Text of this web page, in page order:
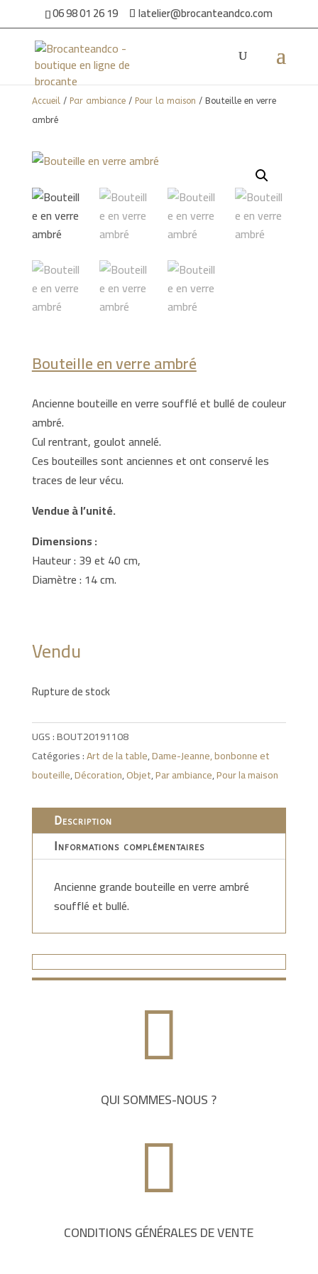
06 98 01 26 19 latelier@brocanteandco.com
Accueil/ Par ambiance/ Pour la maison / Bouteille en verre
ambré
Bouteille en verre ambré
Ancienne bouteille en verre soufflé et bullé de couleur
ambré.
Cul rentrant, goulot annelé.
Ces bouteilles sont anciennes et ont conservé les
traces de leur vécu.
Vendue à l’unité.
Dimensions :
Hauteur : 39 et 40 cm,
Diamètre : 14 cm.
Vendu
Rupture de stock
UGS :BOUT20191108
Catégories :Art de la table,Dame-Jeanne, bonbonne et
bouteille,Décoration,Objet,Par ambiance,Pour la maison
Description
Informations complémentaires
Ancienne grande bouteille en verre ambré
soufflé et bullé.

QUI SOMMES-NOUS ?

CONDITIONS GÉNÉRALES DE VENTE